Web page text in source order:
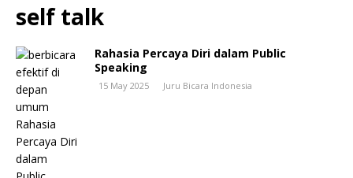
self talk
Rahasia Percaya Diri dalam Public
Speaking
15 May 2025 Juru Bicara Indonesia